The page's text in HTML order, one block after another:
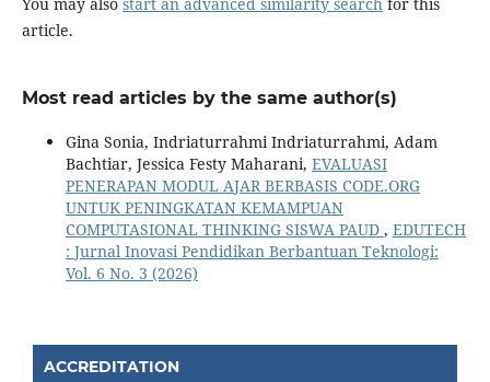
article.
Most read articles by the same author(s)
Gina Sonia, Indriaturrahmi Indriaturrahmi, Adam
Bachtiar, Jessica Festy Maharani, EVALUASI
PENERAPAN MODUL AJAR BERBASIS CODE.ORG
UNTUK PENINGKATAN KEMAMPUAN
COMPUTASIONAL THINKING SISWA PAUD , EDUTECH
: Jurnal Inovasi Pendidikan Berbantuan Teknologi:
Vol. 6 No. 3 (2026)
ACCREDITATION